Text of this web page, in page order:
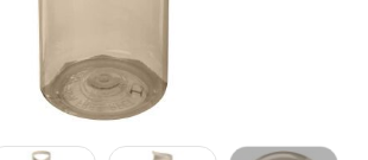
& veiligheid